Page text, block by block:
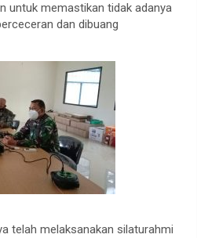
untuk memastikan tidak adanya
dan dibuang
telah melaksanakan silaturahmi